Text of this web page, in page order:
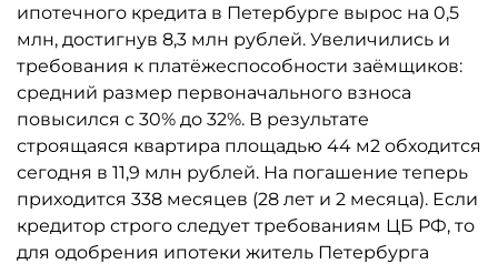
ипотечного кредита в Петербурге вырос на 0,5
млн, достигнув 8,3 млн рублей. Увеличились и
требования к платёжеспособности заёмщиков:
средний размер первоначального взноса
повысился с 30% до 32%. В результате
строящаяся квартира площадью 44 м2 обходится
сегодня в 11,9 млн рублей. На погашение теперь
приходится 338 месяцев (28 лет и 2 месяца). Если
кредитор строго следует требованиям ЦБ РФ, то
для одобрения ипотеки житель Петербурга